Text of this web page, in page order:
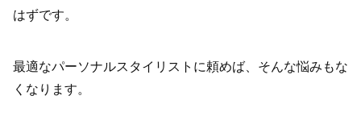
はずです。
最適なパーソナルスタイリストに頼めば、そんな悩みもな
くなります。